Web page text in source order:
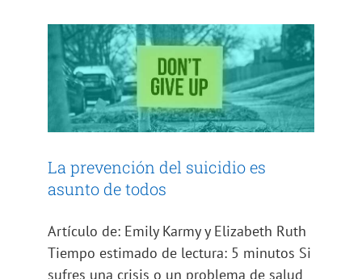
La prevención del suicidio es
asunto de todos
Artículo de: Emily Karmy y Elizabeth Ruth
Tiempo estimado de lectura: 5 minutos Si
sufres una crisis o un problema de salud